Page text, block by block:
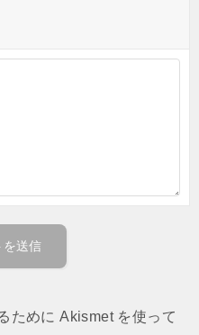
ために Akismet を使って